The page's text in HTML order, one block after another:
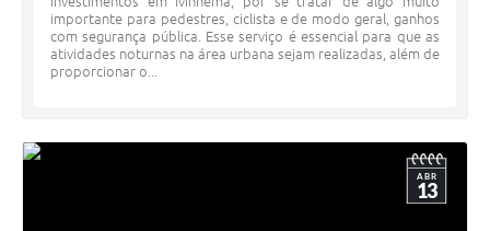
importante para pedestres, ciclista e de modo geral, ganhos
com segurança pública. Esse serviço é essencial para que as
atividades noturnas na área urbana sejam realizadas, além de
proporcionar o...
ABR
13